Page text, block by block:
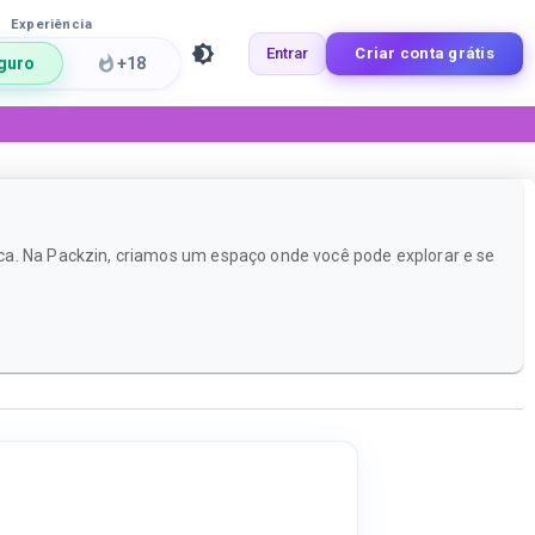
Experiência
+18
Entrar Criar conta grátis
Na Packzin, criamos um espaço onde você pode explorar e se